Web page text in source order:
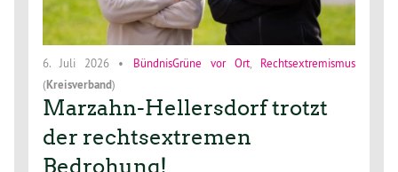
6. Juli 2026 • BündnisGrüne vor Ort, Rechtsextremismus
(Kreisverband)
Marzahn-Hellersdorf trotzt
der rechtsextremen
Bedrohung!